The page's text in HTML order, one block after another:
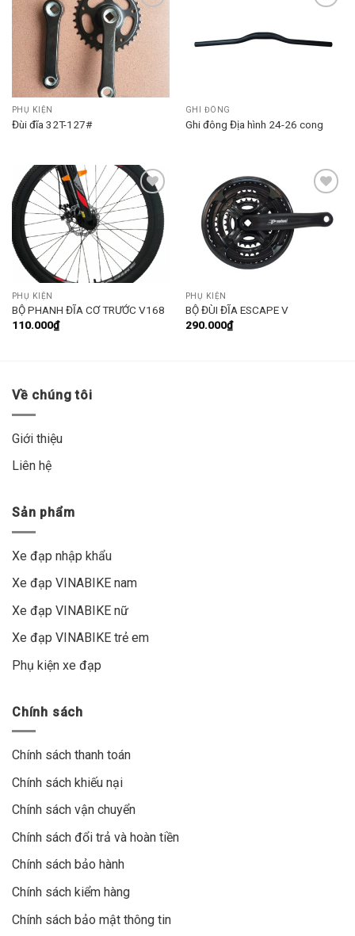
Add to
wishlist
PHỤ KIỆN
Đùi đĩa 32T-127#
GHI ĐÔNG
Ghi đông Địa hình 24-26 cong
Add to
wishlist
PHỤ KIỆN
BỘ PHANH ĐĨA CƠ TRƯỚC V168
110.000₫
wishlist
PHỤ KIỆN
BỘ ĐÙI ĐĨA ESCAPE V
290.000₫
Về chúng tôi
Giới thiệu
Liên hệ
Sản phẩm
Xe đạp nhập khẩu
Xe đạp VINABIKE nam
Xe đạp VINABIKE nữ
Xe đạp VINABIKE trẻ em
Phụ kiện xe đạp
Chính sách
Chính sách thanh toán
Chính sách khiếu nại
Chính sách vận chuyển
Chính sách đổi trả và hoàn tiền
Chính sách bảo hành
Chính sách kiểm hàng
Chính sách bảo mật thông tin